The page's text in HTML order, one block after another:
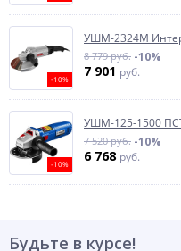
-10%
УШМ-2324М
8 779 руб. -10%
7 901 руб.
-10%
УШМ-125-1500
7 520 руб. -10%
6 768 руб.
Будьте в курсе!